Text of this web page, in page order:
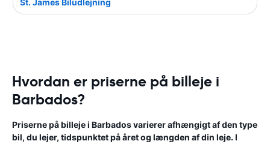
St. James Biludlejning
Hvordan er priserne på billeje i
Barbados?
Priserne på billeje i Barbados varierer afhængigt af den type
bil, du lejer, tidspunktet på året og længden af ​​din leje. I